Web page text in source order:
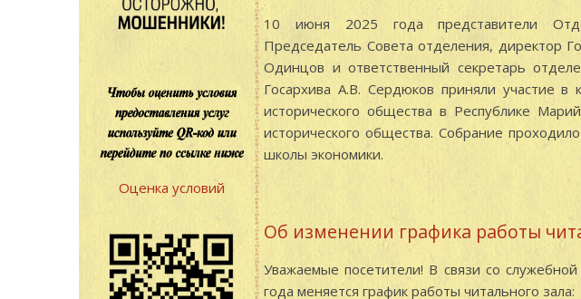
Оценка условий
10 июня 2025 года представители
Председатель Совета отделения, директор
Одинцов и ответственный секретарь
Госархива А.В. Сердюков приняли участие в
исторического общества в Республике
исторического общества. Собрание
школы экономики.
Об изменении графика работы
Уважаемые посетители! В связи со
года меняется график работы читального зала: